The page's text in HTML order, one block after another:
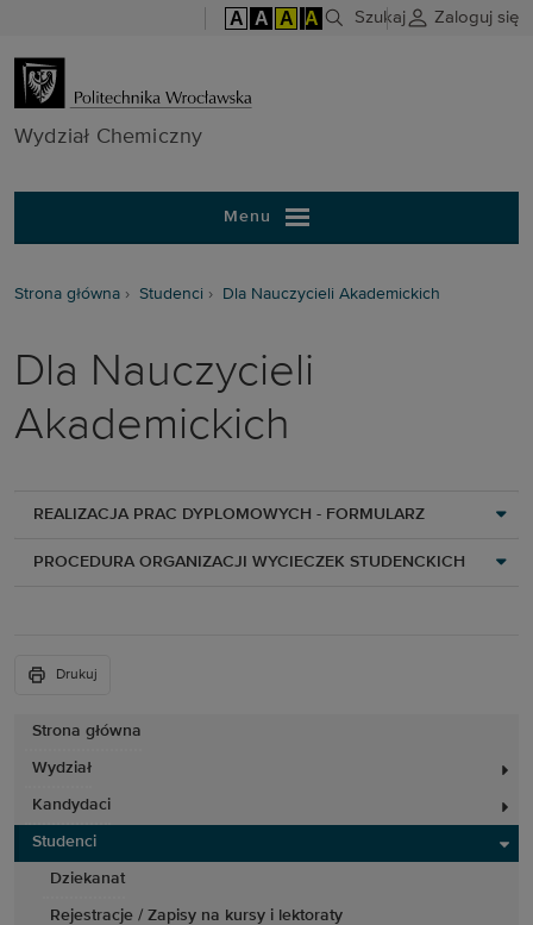
A A A A Szukaj Zaloguj się
Wydział
Wydział Chemiczny
Menu
Strona główna
Wydział
Kandydaci
Studenci
Dziekanat
Rejestracje / Zapisy na kursy i lektoraty
Strona główna Studenci Dla Nauczycieli Akademickich
Dla Nauczycieli
Akademickich
REALIZACJA PRAC DYPLOMOWYCH - FORMULARZ
PROCEDURA ORGANIZACJI WYCIECZEK STUDENCKICH
Drukuj